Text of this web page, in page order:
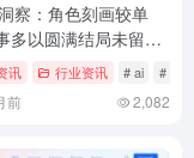
源
察：角色刻画较单
多以圆满结局未留悬
讯 行业资讯 # ai # 小
前 2,082